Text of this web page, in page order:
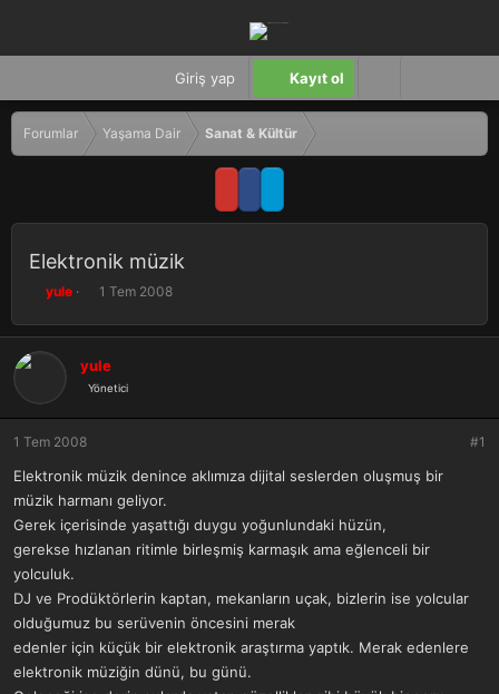
Giriş yap Kayıt ol
Forumlar Yaşama Dair Sanat & Kültür
Elektronik müzik
K
n
b
a
ş
l
a
t
a
n
yule
B
ş
a
n
t
r
i
h
1 Tem 2008
yule
Yönetici
1 Tem 2008 #1
Elektronik müzik denince aklımıza dijital seslerden oluşmuş bir
müzik harmanı geliyor.
Gerek içerisinde yaşattığı duygu yoğunlundaki hüzün,
gerekse hızlanan ritimle birleşmiş karmaşık ama eğlenceli bir
yolculuk.
DJ ve Prodüktörlerin kaptan, mekanların uçak, bizlerin ise yolcular
olduğumuz bu serüvenin öncesini merak
edenler için küçük bir elektronik araştırma yaptık. Merak edenlere
elektronik müziğin dünü, bu günü.